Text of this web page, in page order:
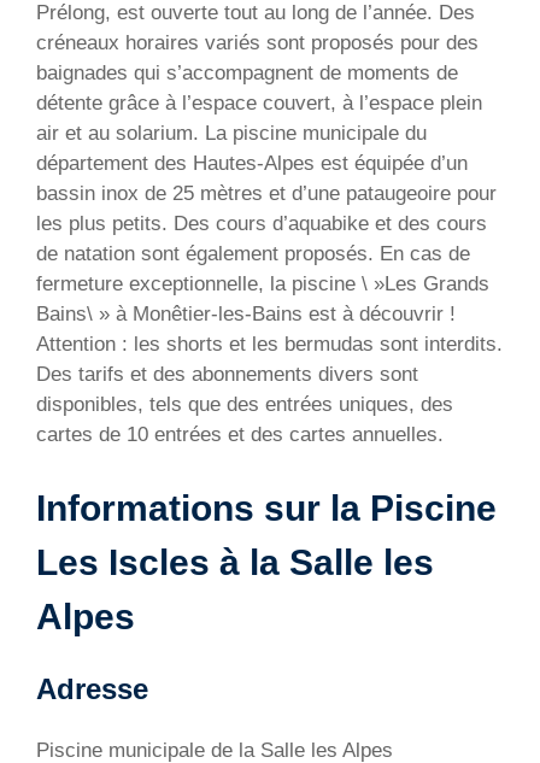
Prélong, est ouverte tout au long de l’année. Des
créneaux horaires variés sont proposés pour des
baignades qui s’accompagnent de moments de
détente grâce à l’espace couvert, à l’espace plein
air et au solarium. La piscine municipale du
département des Hautes-Alpes est équipée d’un
bassin inox de 25 mètres et d’une pataugeoire pour
les plus petits. Des cours d’aquabike et des cours
de natation sont également proposés. En cas de
fermeture exceptionnelle, la piscine \ »Les Grands
Bains\ » à Monêtier-les-Bains est à découvrir !
Attention : les shorts et les bermudas sont interdits.
Des tarifs et des abonnements divers sont
disponibles, tels que des entrées uniques, des
cartes de 10 entrées et des cartes annuelles.
Informations sur la Piscine
Les Iscles à la Salle les
Alpes
Adresse
Piscine municipale de la Salle les Alpes